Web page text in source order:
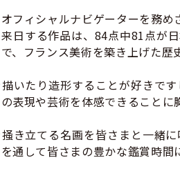
フィシャルナビゲーターを務め
日する作品は、84点中81点が
、フランス美術を築き上げた歴
いたり造形することが好きで
表現や芸術を体感できることに
き立てる名画を皆さまと一緒
通して皆さまの豊かな鑑賞時間